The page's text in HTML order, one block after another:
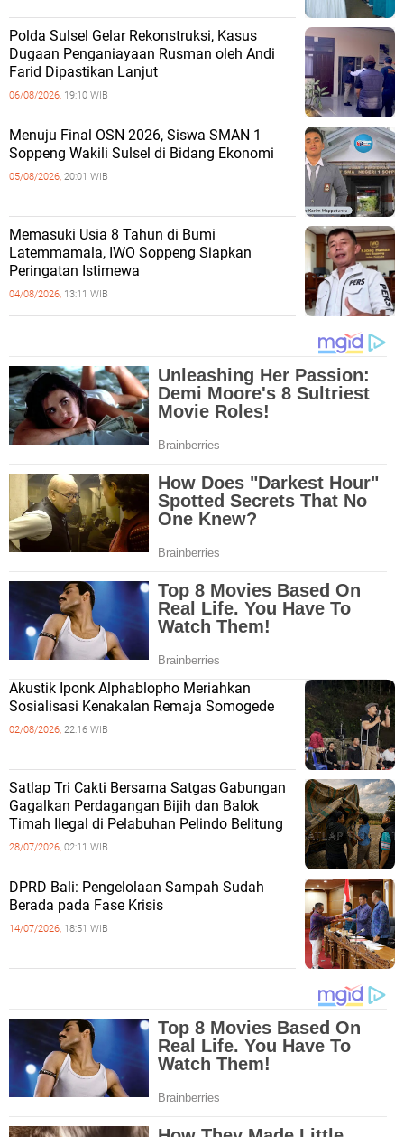
Polda Sulsel Gelar Rekonstruksi, Kasus
Dugaan Penganiayaan Rusman oleh Andi
Farid Dipastikan Lanjut
06/08/2026, 19:10 WIB
Menuju Final OSN 2026, Siswa SMAN 1
Soppeng Wakili Sulsel di Bidang Ekonomi
05/08/2026, 20:01 WIB
Memasuki Usia 8 Tahun di Bumi
Latemmamala, IWO Soppeng Siapkan
Peringatan Istimewa
04/08/2026, 13:11 WIB
Akustik Iponk Alphablopho Meriahkan
Sosialisasi Kenakalan Remaja Somogede
02/08/2026, 22:16 WIB
Satlap Tri Cakti Bersama Satgas Gabungan
Gagalkan Perdagangan Bijih dan Balok
Timah Ilegal di Pelabuhan Pelindo Belitung
28/07/2026, 02:11 WIB
DPRD Bali: Pengelolaan Sampah Sudah
Berada pada Fase Krisis
14/07/2026, 18:51 WIB